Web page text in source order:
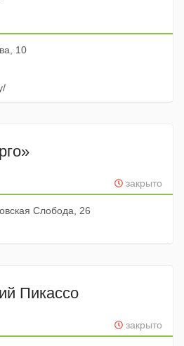
10
закрыто
Слобода, 26
Пикассо
закрыто